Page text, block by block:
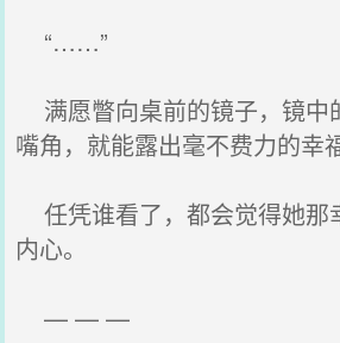
“……”
满愿瞥向桌前的镜子，镜中
嘴角，就能露出毫不费力的幸
任凭谁看了，都会觉得她那
内心。
— — —